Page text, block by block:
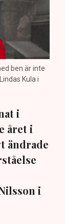
ben är inte
Kula i
i
året i
ändrade
i